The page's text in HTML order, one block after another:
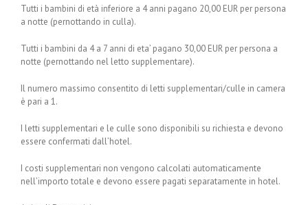
Tutti i bambini di età inferiore a 4 anni pagano 20,00 EUR per persona
a notte (pernottando in culla).
Tutti i bambini da 4 a 7 anni di eta’ pagano 30,00 EUR per persona a
notte (pernottando nel letto supplementare).
Il numero massimo consentito di letti supplementari/culle in camera
è pari a 1.
I letti supplementari e le culle sono disponibili su richiesta e devono
essere confermati dall’hotel.
I costi supplementari non vengono calcolati automaticamente
nell’importo totale e devono essere pagati separatamente in hotel.